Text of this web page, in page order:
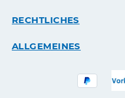
RECHTLICHES
ALLGEMEINES